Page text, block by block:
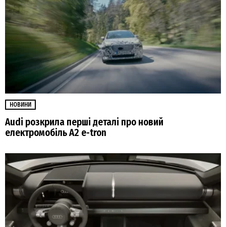
НОВИНИ
Audi розкрила перші деталі про новий
електромобіль A2 e-tron